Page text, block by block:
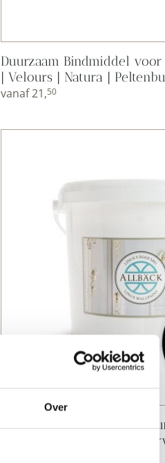
Over
Duurzaam Bindmiddel
| Velours | Natura |
vanaf21,50
100% natuurlijke Linus
Allbäck | Peltenburg